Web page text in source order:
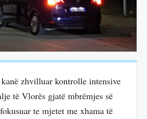
zhvilluar kontrolle intensive
të Vlorës gjatë mbrëmjes së
te mjetet me xhama të